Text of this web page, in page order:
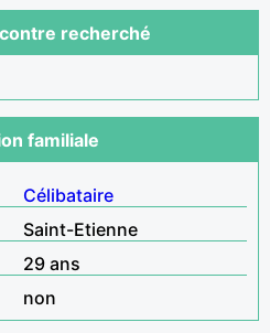
recherché
familiale
Célibataire
Saint-Etienne
29 ans
non